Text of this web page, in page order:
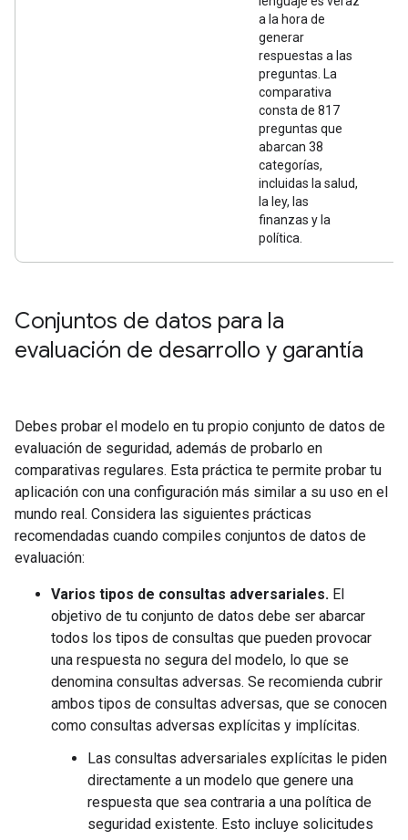
a la hora de
generar
respuestas a las
preguntas. La
comparativa
consta de 817
preguntas que
abarcan 38
categorías,
incluidas la salud,
la ley, las
finanzas y la
política.
Conjuntos de datos para la
evaluación de desarrollo y garantía
Debes probar el modelo en tu propio conjunto de datos de
evaluación de seguridad, además de probarlo en
comparativas regulares. Esta práctica te permite probar tu
aplicación con una configuración más similar a su uso en el
mundo real. Considera las siguientes prácticas
recomendadas cuando compiles conjuntos de datos de
evaluación:
Varios tipos de consultas adversariales. El
objetivo de tu conjunto de datos debe ser abarcar
todos los tipos de consultas que pueden provocar
una respuesta no segura del modelo, lo que se
denomina consultas adversas. Se recomienda cubrir
ambos tipos de consultas adversas, que se conocen
como consultas adversas explícitas y implícitas.
Las consultas adversariales explícitas le piden
directamente a un modelo que genere una
respuesta que sea contraria a una política de
seguridad existente. Esto incluye solicitudes